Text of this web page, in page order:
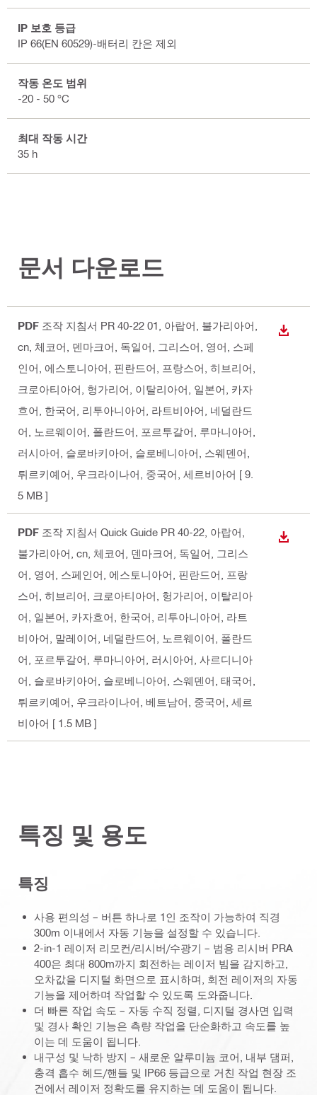
IP 보호 등급
IP 66(EN 60529)-배터리 칸은 제외
작동 온도 범위
-20 - 50 °C
최대 작동 시간
35 h
문서 다운로드
PDF 조작 지침서 PR 40-22 01
, 아랍어, 불가리아어,
cn, 체코어, 덴마크어, 독일어, 그리스어, 영어, 스페
인어, 에스토니아어, 핀란드어, 프랑스어, 히브리어,
크로아티아어, 헝가리어, 이탈리아어, 일본어, 카자
흐어, 한국어, 리투아니아어, 라트비아어, 네덜란드
어, 노르웨이어, 폴란드어, 포르투갈어, 루마니아어,
러시아어, 슬로바키아어, 슬로베니아어, 스웨덴어,
튀르키예어, 우크라이나어, 중국어, 세르비아어 [ 9.
5 MB ]
다운로
PDF 조작 지침서 Quick Guide PR 40-22 , 아랍어,
불가리아어, cn, 체코어, 덴마크어, 독일어, 그리스
어, 영어, 스페인어, 에스토니아어, 핀란드어, 프랑
스어, 히브리어, 크로아티아어, 헝가리어, 이탈리아
어, 일본어, 카자흐어, 한국어, 리투아니아어, 라트
비아어, 말레이어, 네덜란드어, 노르웨이어, 폴란드
어, 포르투갈어, 루마니아어, 러시아어, 사르디니아
어, 슬로바키아어, 슬로베니아어, 스웨덴어, 태국어,
튀르키예어, 우크라이나어, 베트남어, 중국어, 세르
비아어 [ 1.5 MB ]
다운로
특징 및 용도
특징
사용 편의성 – 버튼 하나로 1인 조작이 가능하여 직경
300m 이내에서 자동 기능을 설정할 수 있습니다.
2-in-1 레이저 리모컨/리시버/수광기 – 범용 리시버 PRA
400은 최대 800m까지 회전하는 레이저 빔을 감지하고,
오차값을 디지털 화면으로 표시하며, 회전 레이저의 자동
기능을 제어하며 작업할 수 있도록 도와줍니다.
더 빠른 작업 속도 – 자동 수직 정렬, 디지털 경사면 입력
및 경사 확인 기능은 측량 작업을 단순화하고 속도를 높
이는 데 도움이 됩니다.
내구성 및 낙하 방지 – 새로운 알루미늄 코어, 내부 댐퍼,
충격 흡수 헤드/핸들 및 IP66 등급으로 거친 작업 현장 조
건에서 레이저 정확도를 유지하는 데 도움이 됩니다.